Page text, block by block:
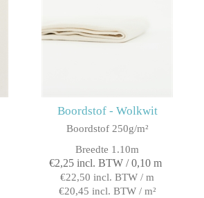
Boordstof - Wolkwit
Boordstof 250g/m²
Breedte 1.10m
€2,25 incl. BTW / 0,10 m
€22,50 incl. BTW / m
€20,45 incl. BTW / m²